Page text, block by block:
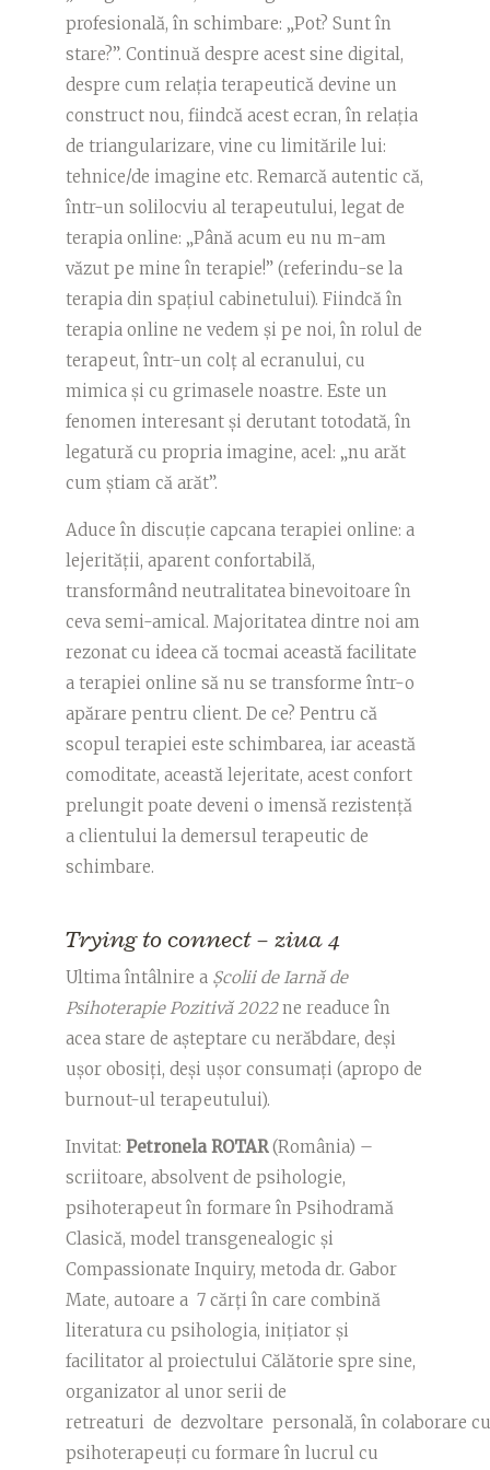
profesională, în schimbare: „Pot? Sunt în
stare?”. Continuă despre acest sine digital,
despre cum relația terapeutică devine un
construct nou, fiindcă acest ecran, în relația
de triangularizare, vine cu limitările lui:
tehnice/de imagine etc. Remarcă autentic că,
într-un solilocviu al terapeutului, legat de
terapia online: „Până acum eu nu m-am
văzut pe mine în terapie!” (referindu-se la
terapia din spațiul cabinetului). Fiindcă în
terapia online ne vedem și pe noi, în rolul de
terapeut, într-un colț al ecranului, cu
mimica și cu grimasele noastre. Este un
fenomen interesant și derutant totodată, în
legatură cu propria imagine, acel: „nu arăt
cum știam că arăt”.
Aduce în discuție capcana terapiei online: a
lejerității, aparent confortabilă,
transformând neutralitatea binevoitoare în
ceva semi-amical. Majoritatea dintre noi am
rezonat cu ideea că tocmai această facilitate
a terapiei online să nu se transforme într-o
apărare pentru client. De ce? Pentru că
scopul terapiei este schimbarea, iar această
comoditate, această lejeritate, acest confort
prelungit poate deveni o imensă rezistență
a clientului la demersul terapeutic de
schimbare.
Trying to connect – ziua 4
Ultima întâlnire a Școlii de Iarnă de
Psihoterapie Pozitivă 2022ne readuce în
acea stare de așteptare cu nerăbdare, deși
ușor obosiți, deși ușor consumați (apropo de
burnout-ul terapeutului).
Invitat: Petronela ROTAR(România) –
scriitoare, absolvent de psihologie,
psihoterapeut în formare în Psihodramă
Clasică, model transgenealogic și
Compassionate Inquiry, metoda dr. Gabor
Mate, autoare a 7 cărți în care combină
literatura cu psihologia, inițiator și
facilitator al proiectului Călătorie spre sine,
organizator al unor serii de
retreaturi de dezvoltare personală, în colaborare
psihoterapeuți cu formare în lucrul cu